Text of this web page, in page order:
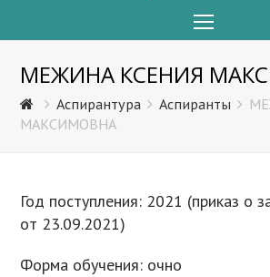
Menu
МЕЖИНА КСЕНИЯ
Аспирантура Аспиранты
МАКСИМОВНА
Год поступления: 2021 (приказ о
от 23.09.2021)
Форма обучения: очно